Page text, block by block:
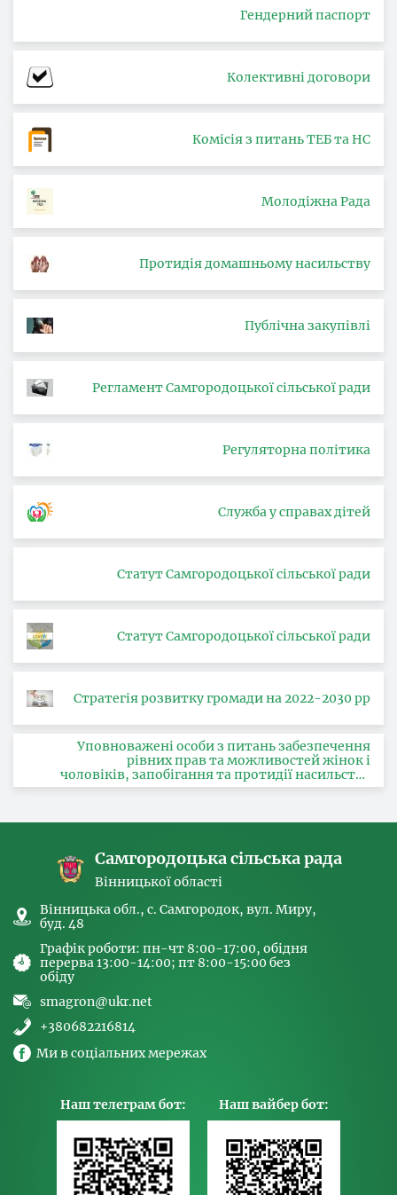
Гендерний паспорт
Колективні договори
Комісія з питань ТЕБ та НС
Молодіжна Рада
Протидія домашньому насильству
Публічна закупівлі
Регламент Самгородоцької сільської ради
Регуляторна політика
Служба у справах дітей
Статут Самгородоцької сільської ради
Статут Самгородоцької сільської ради
Стратегія розвитку громади на 2022-2030 рр
Уповноважені особи з питань забезпечення
рівних прав та можливостей жінок і
чоловіків, запобігання та протидії насильству
за ознакою статі, з питань здійснення заходів,
Самгородоцька сільська рада
Вінницької області
Вінницька обл., с. Самгородок, вул. Миру,
буд. 48
Графік роботи: пн-чт 8:00-17:00, обідня
перерва 13:00-14:00; пт 8:00-15:00 без
обіду
smagron@ukr.net
+380682216814
Ми в соціальних мережах
Наш телеграм бот: Наш вайбер бот: